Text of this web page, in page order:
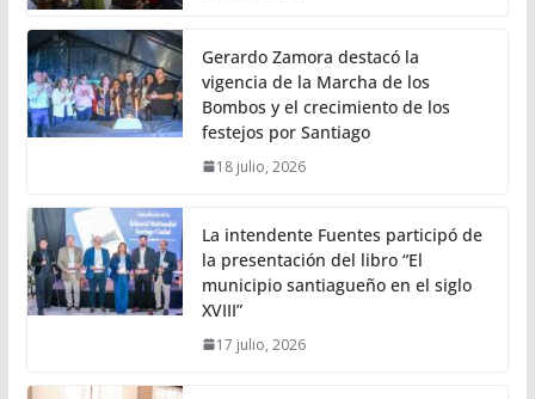
Gerardo Zamora destacó la
vigencia de la Marcha de los
Bombos y el crecimiento de los
festejos por Santiago
18 julio, 2026
La intendente Fuentes participó de
la presentación del libro “El
municipio santiagueño en el siglo
XVIII”
17 julio, 2026